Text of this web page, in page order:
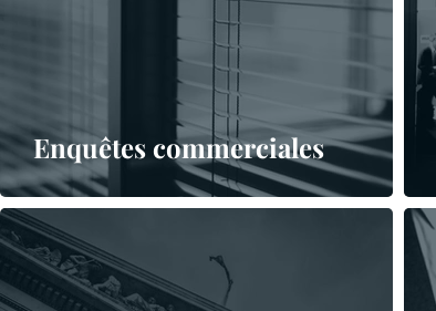
Enquêtes commerciales